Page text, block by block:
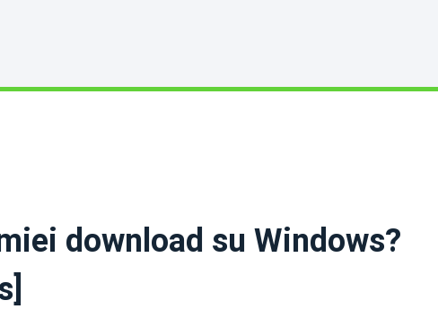
download su Windows?